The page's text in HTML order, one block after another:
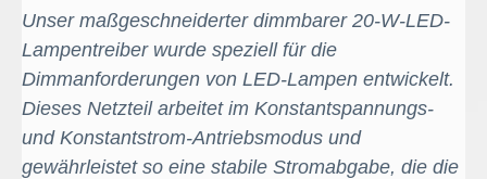
Unser maßgeschneiderter dimmbarer 20-W-LED-
Lampentreiber wurde speziell für die
Dimmanforderungen von LED-Lampen entwickelt.
Dieses Netzteil arbeitet im Konstantspannungs-
und Konstantstrom-Antriebsmodus und
gewährleistet so eine stabile Stromabgabe, die die